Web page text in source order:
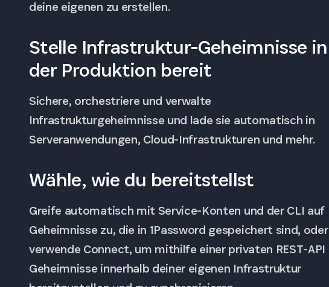
deine eigenen zu erstellen.
Stelle Infrastruktur-Geheimnisse in
der Produktion bereit
Sichere, orchestriere und verwalte
Infrastrukturgeheimnisse und lade sie automatisch in
Serveranwendungen, Cloud-Infrastrukturen und mehr.
Wähle, wie du bereitstellst
Greife automatisch mit Service-Konten und der CLI auf
Geheimnisse zu, die in 1Password gespeichert sind, oder
verwende Connect, um mithilfe einer privaten REST-API
Geheimnisse innerhalb deiner eigenen Infrastruktur